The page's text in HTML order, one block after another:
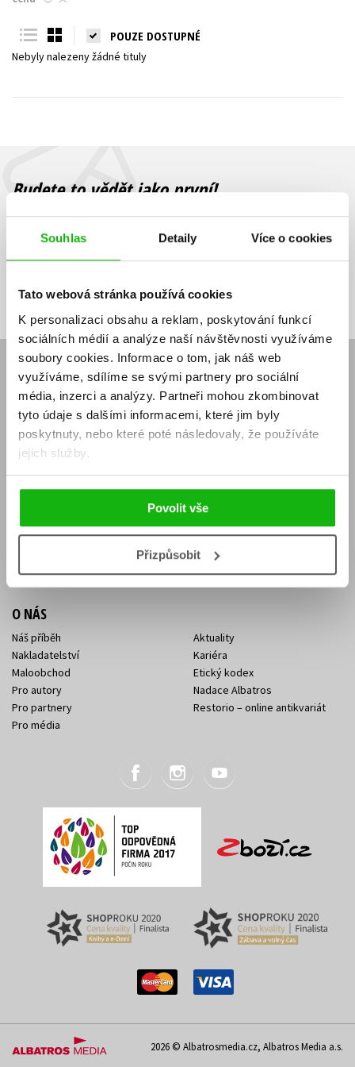
Souhlas Detaily Více o cookies
Tato webová stránka používá cookies
K personalizaci obsahu a reklam, poskytování funkcí
sociálních médií a analýze naší návštěvnosti využíváme
soubory cookies. Informace o tom, jak náš web
využíváme, sdílíme se svými partnery pro sociální
média, inzerci a analýzy. Partneři mohou zkombinovat
tyto údaje s dalšími informacemi, které jim byly
poskytnuty, nebo které poté následovaly, že používáte
jejich služby.
Povolit vše
Přizpůsobit
Young adult (SK)
Všechny tituly
POUZE DOSTUPNÉ
Nebyly nalezeny žádné tituly
Budete to vědět jako první!
Zajímá Vás, jaký knižní hit právě vychází, na jaké zboží je výhodná
sleva, jaká běží soutěž o ceny? Přihlášením k odběru našich e-
souhlasíte se zpracováním osobních údajů
mailová
adresa
mailová
adresa
Vaše e-mailová adresa Přihlásit se
E-SHOP
Aktuality
Naši autoři
Obchodní podmínky
Jak nakoupit
Knižní novinky
Dárkové poukazy
Affiliate program
KONTAKTY
Sídlo společnosti
Kontakty Albatros Media
O NÁS
Náš příběh
Nakladatelství
Maloobchod
Pro autory
Pro partnery
Pro média
Aktuality
Kariéra
Etický kodex
Nadace Albatros
Restorio – online antikvariát
2026 © Albatrosmedia.cz, Albatros Media a.s.